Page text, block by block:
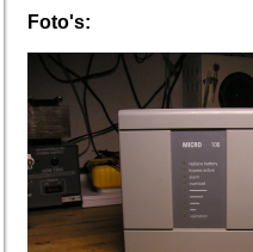
Foto's: